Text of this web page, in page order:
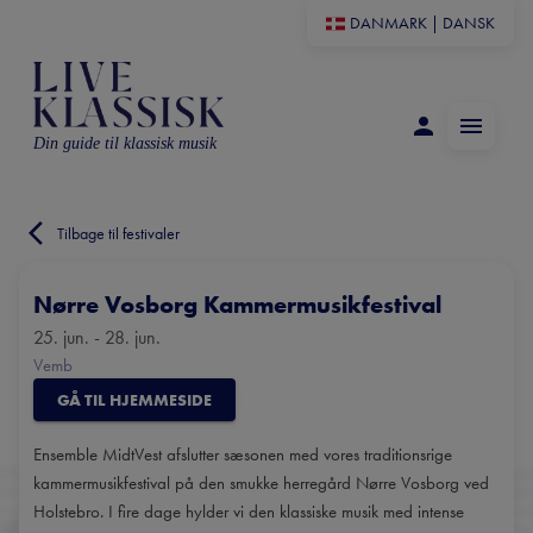
DANMARK DANSK
Din guide til klassisk musik
Tilbage til festivaler
Nørre Vosborg Kammermusikfestival
25. jun. - 28. jun.
Vemb
GÅ TIL HJEMMESIDE
Ensemble MidtVest afslutter sæsonen med vores traditionsrige
kammermusikfestival på den smukke herregård Nørre Vosborg ved
Holstebro. I fire dage hylder vi den klassiske musik med intense